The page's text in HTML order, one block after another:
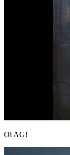
Oi AG!